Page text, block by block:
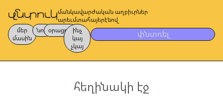
մանկավարժական աղբիւրներ
արեւմտահայերէնով
մեր
մասին
նոր օրացոյց
ինչ
կայ
չկայ
փնտռել
հեղինակի էջ